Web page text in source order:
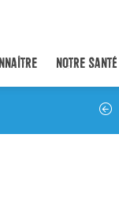
NOTRE SANTÉ